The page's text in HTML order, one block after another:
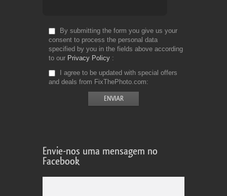
By submitting the form you give us your
consent to process the personal data
specified by you in the fields above according
to our Privacy Policy
I agree to be updated with special offers
and deals from FixThePhoto.com
Envie-nos uma mensagem no
Facebook